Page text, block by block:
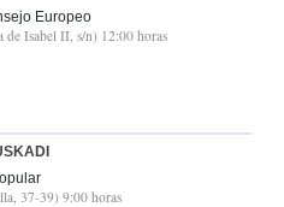
Europeo
de Isabel II, s/n) 12:00 horas
37-39) 9:00 horas